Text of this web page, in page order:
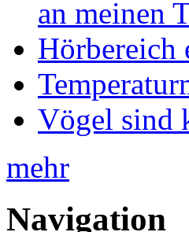
an meinen
Hörbereich
Vögel sind
mehr
Navigation